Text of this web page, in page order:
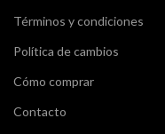
Términos y condiciones
Política de cambios
Cómo comprar
Contacto